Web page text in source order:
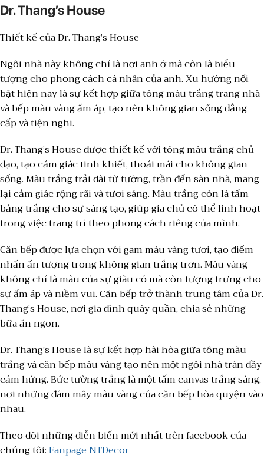
Dr. Thang’s House
Thiết kế của Dr. Thang’s House
Ngôi nhà này không chỉ là nơi anh ở mà còn là biểu
tượng cho phong cách cá nhân của anh.Xu hướng nổi
bật hiện nay là sự kết hợp giữa tông màu trắng trang nhã
và bếp màu vàng ấm áp, tạo nên không gian sống đẳng
cấp và tiện nghi.
Dr. Thang’s House được thiết kế với tông màu trắng chủ
đạo, tạo cảm giác tinh khiết, thoải mái cho không gian
sống. Màu trắng trải dài từ tường, trần đến sàn nhà, mang
lại cảm giác rộng rãi và tươi sáng. Màu trắng còn là tấm
bảng trắng cho sự sáng tạo, giúp gia chủ có thể linh hoạt
trong việc trang trí theo phong cách riêng của mình.
Căn bếp được lựa chọn với gam màu vàng tươi, tạo điểm
nhấn ấn tượng trong không gian trắng trơn. Màu vàng
không chỉ là màu của sự giàu có mà còn tượng trưng cho
sự ấm áp và niềm vui. Căn bếp trở thành trung tâm của Dr.
Thang’s House, nơi gia đình quây quần, chia sẻ những
bữa ăn ngon.
Dr. Thang’s House là sự kết hợp hài hòa giữa tông màu
trắng và căn bếp màu vàng tạo nên một ngôi nhà tràn đầy
cảm hứng. Bức tường trắng là một tấm canvas trắng sáng,
nơi những đám mây màu vàng của căn bếp hòa quyện vào
nhau.
Theo dõi những diễn biến mới nhất trên facebook của
chúng tôi:Fanpage NTDecor